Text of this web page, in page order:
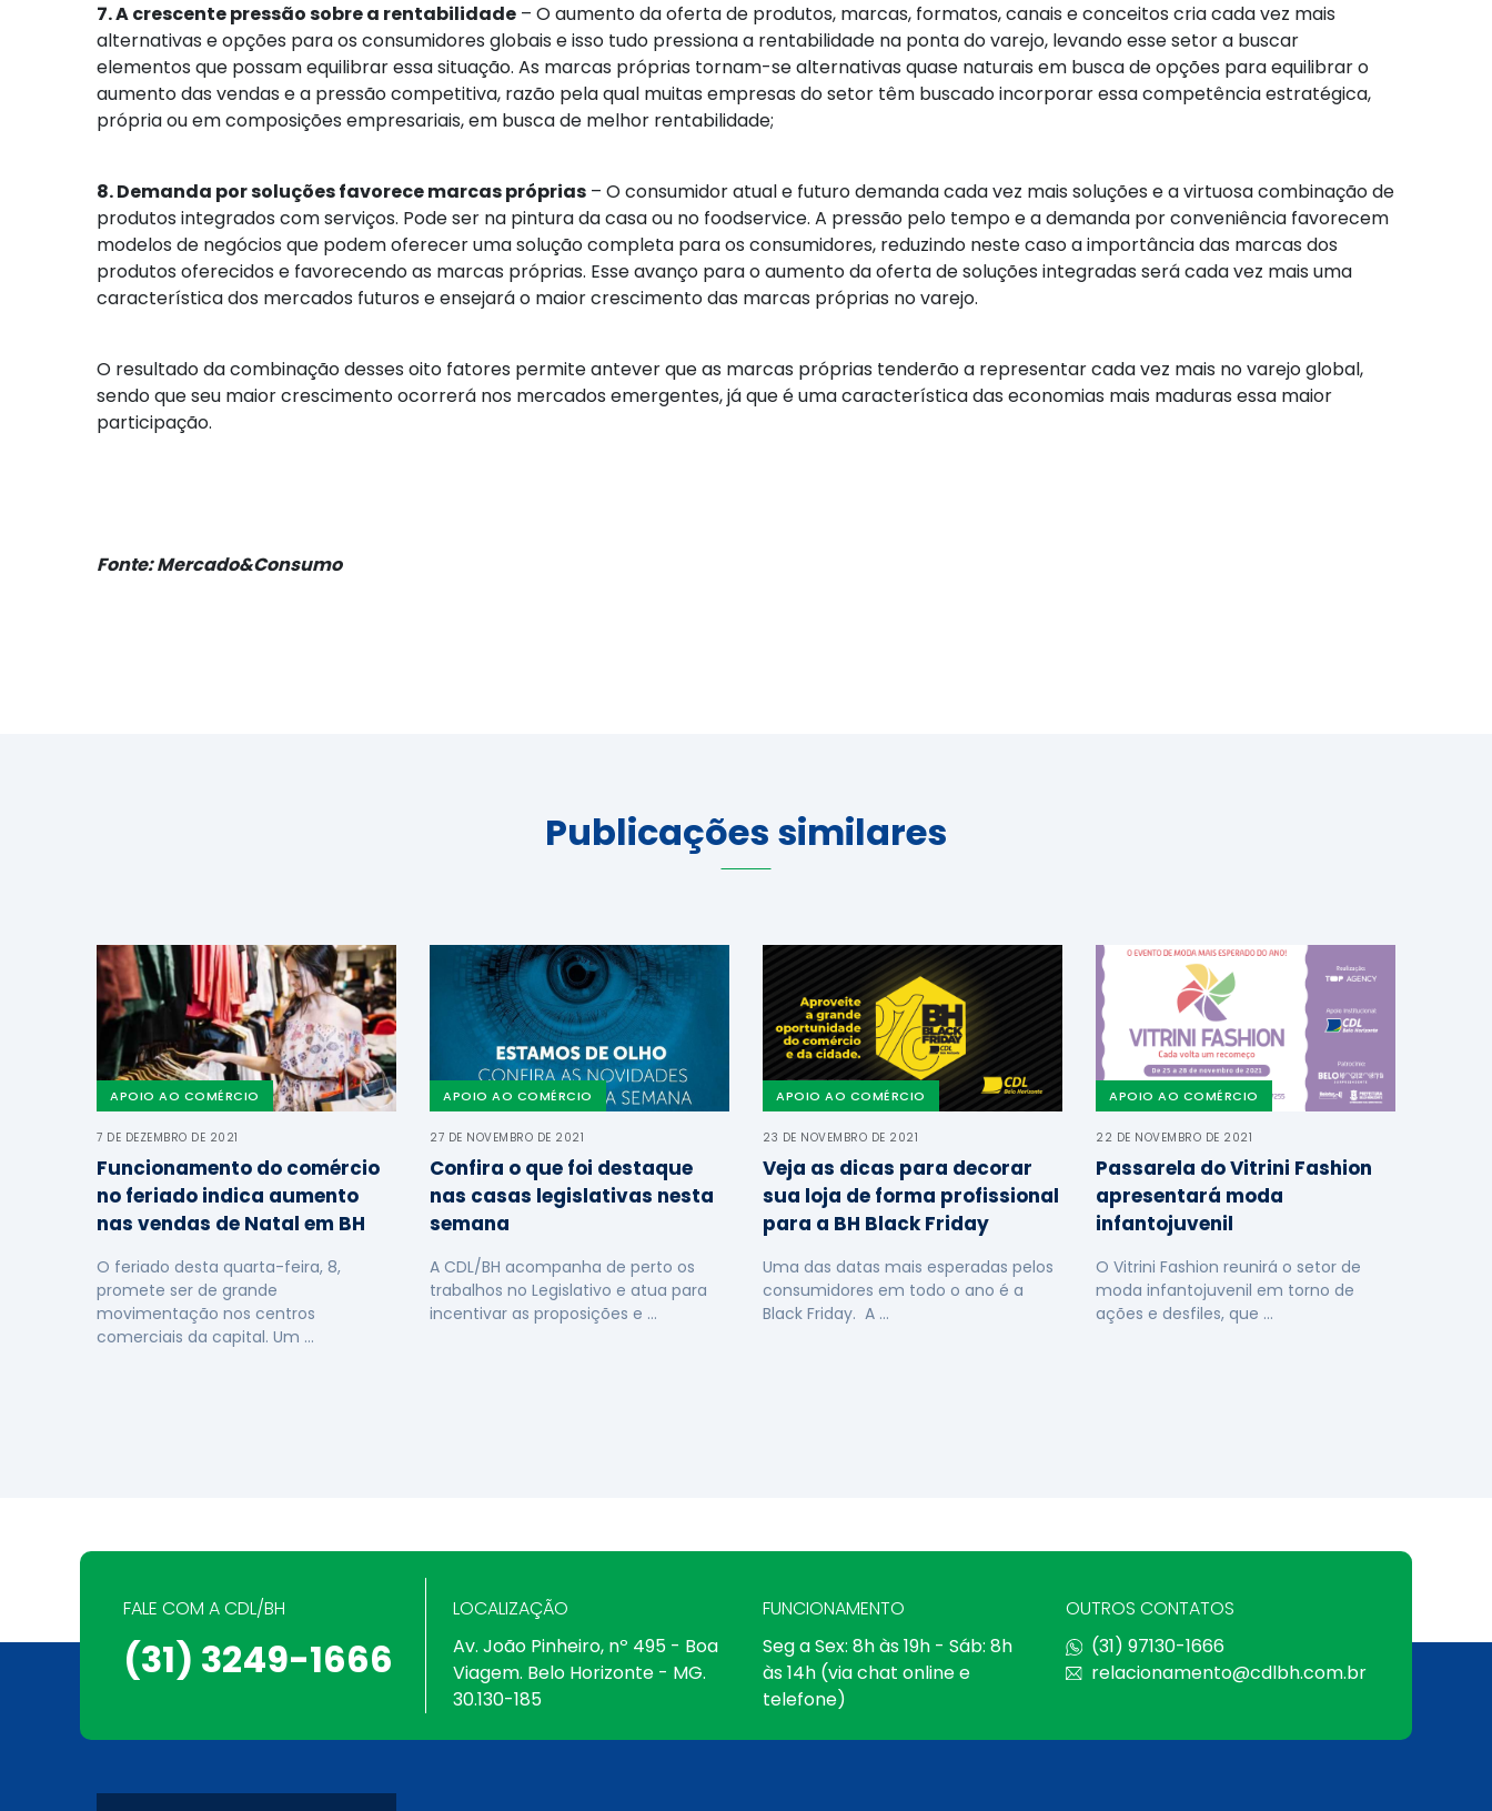
7. A crescente pressão sobre a rentabilidade – O aumento da oferta de produtos, marcas, formatos, canais e conceitos cria cada vez mais
alternativas e opções para os consumidores globais e isso tudo pressiona a rentabilidade na ponta do varejo, levando esse setor a buscar
elementos que possam equilibrar essa situação. As marcas próprias tornam-se alternativas quase naturais em busca de opções para equilibrar o
aumento das vendas e a pressão competitiva, razão pela qual muitas empresas do setor têm buscado incorporar essa competência estratégica,
própria ou em composições empresariais, em busca de melhor rentabilidade;
8. Demanda por soluções favorece marcas próprias – O consumidor atual e futuro demanda cada vez mais soluções e a virtuosa combinação de
produtos integrados com serviços. Pode ser na pintura da casa ou no foodservice. A pressão pelo tempo e a demanda por conveniência favorecem
modelos de negócios que podem oferecer uma solução completa para os consumidores, reduzindo neste caso a importância das marcas dos
produtos oferecidos e favorecendo as marcas próprias. Esse avanço para o aumento da oferta de soluções integradas será cada vez mais uma
característica dos mercados futuros e ensejará o maior crescimento das marcas próprias no varejo.
O resultado da combinação desses oito fatores permite antever que as marcas próprias tenderão a representar cada vez mais no varejo global,
sendo que seu maior crescimento ocorrerá nos mercados emergentes, já que é uma característica das economias mais maduras essa maior
participação.
Fonte: Mercado&Consumo
Publicações similares
APOIO AO COMÉRCIO
7 DE DEZEMBRO DE 2021
Funcionamento do comércio
no feriado indica aumento
nas vendas de Natal em BH
O feriado desta quarta-feira, 8,
promete ser de grande
movimentação nos centros
comerciais da capital. Um …
APOIO AO COMÉRCIO
27 DE NOVEMBRO DE 2021
Confira o que foi destaque
nas casas legislativas nesta
semana
A CDL/BH acompanha de perto os
trabalhos no Legislativo e atua para
incentivar as proposições e …
APOIO AO COMÉRCIO
23 DE NOVEMBRO DE 2021
Veja as dicas para decorar
sua loja de forma profissional
para a BH Black Friday
Uma das datas mais esperadas pelos
consumidores em todo o ano é a
Black Friday. A …
APOIO AO COMÉRCIO
22 DE NOVEMBRO DE 2021
Passarela do Vitrini Fashion
apresentará moda
infantojuvenil
O Vitrini Fashion reunirá o setor de
moda infantojuvenil em torno de
ações e desfiles, que …
FALE COM A CDL/BH
(31) 3249-1666
LOCALIZAÇÃO
Av. João Pinheiro, nº 495 - Boa
Viagem. Belo Horizonte - MG.
30.130-185
FUNCIONAMENTO
Seg a Sex: 8h às 19h - Sáb: 8h
às 14h (via chat online e
telefone)
OUTROS CONTATOS
(31) 97130-1666
relacionamento@cdlbh.com.br